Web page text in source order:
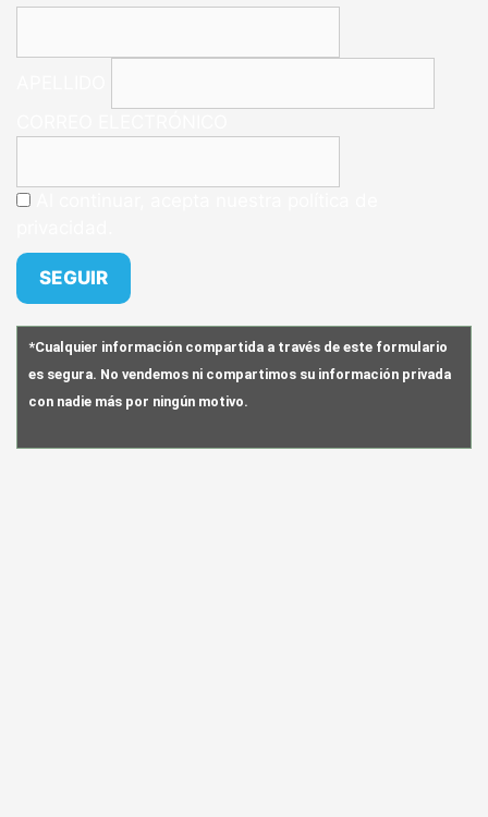
*Cualquier información compartida a través de este formulario
es segura. No vendemos ni compartimos su información privada
con nadie más por ningún motivo.